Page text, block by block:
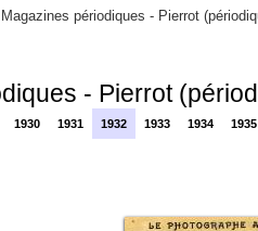
Magazines périodiques - Pierrot
- Pierrot
1930 1931 1932 1933 1934 1935